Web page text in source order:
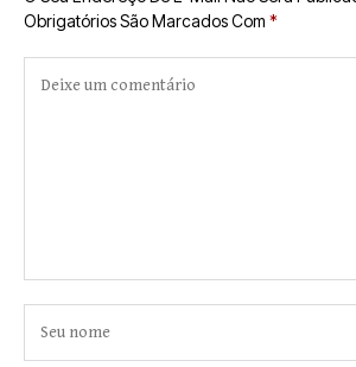
Obrigatórios São Marcados Com *